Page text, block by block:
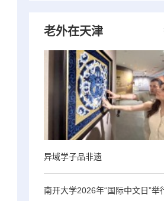
老外在天津
异域学子品非遗
南开大学2026年“国际中文日”举